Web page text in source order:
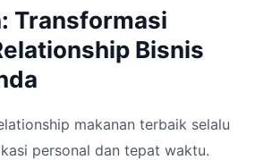
Transformasi
Bisnis
makanan terbaik selalu
personal dan tepat waktu.